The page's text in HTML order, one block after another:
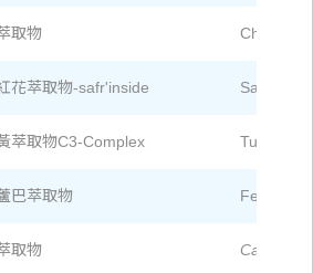
取物
花萃取物-safr'inside Saffron
萃取物C3-Complex Turmeric
巴萃取物
取物 Cassia